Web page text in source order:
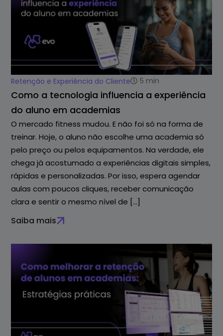
Retenção e Experiência do Cliente 5 min
Como a tecnologia influencia a experiência
do aluno em academias
O mercado fitness mudou. E não foi só na forma de
treinar. Hoje, o aluno não escolhe uma academia só
pelo preço ou pelos equipamentos. Na verdade, ele
chega já acostumado a experiências digitais simples,
rápidas e personalizadas. Por isso, espera agendar
aulas com poucos cliques, receber comunicação
clara e sentir o mesmo nível de […]
Saiba mais